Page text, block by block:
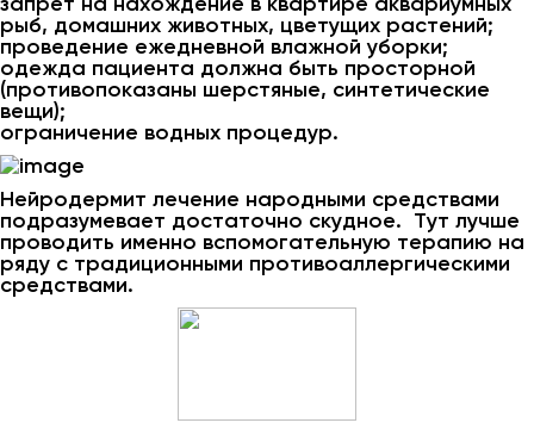
рыб, домашних животных, цветущих растений;
проведение ежедневной влажной уборки;
одежда пациента должна быть просторной
(противопоказаны шерстяные, синтетические
вещи);
ограничение водных процедур.
Нейродермит лечение народными средствами
подразумевает достаточно скудное. Тут лучше
проводить именно вспомогательную терапию на
ряду с традиционными противоаллергическими
средствами.